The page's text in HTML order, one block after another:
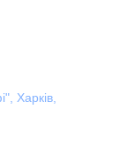
Харків,